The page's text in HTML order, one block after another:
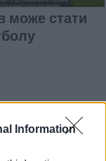
Information